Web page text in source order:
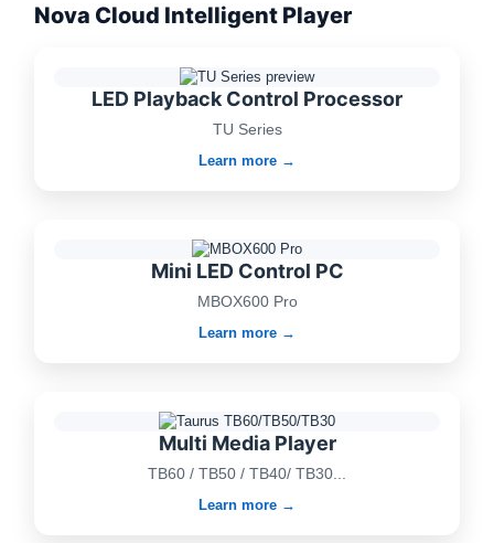
Nova Cloud Intelligent Player
LED Playback Control Processor
TU Series
Learn more →
Mini LED Control PC
MBOX600 Pro
Learn more →
Multi Media Player
TB60 / TB50 / TB40/ TB30...
Learn more →